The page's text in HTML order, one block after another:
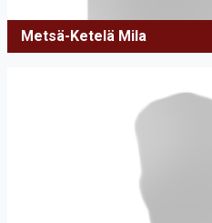
Metsä-Ketelä Mila